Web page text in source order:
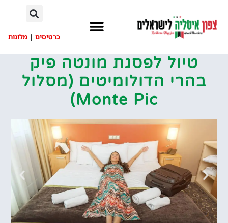
כרטיסים | מלונות
טיול לפסגת מונטה פיק
בהרי הדולומיטים (מסלול
Monte Pic)